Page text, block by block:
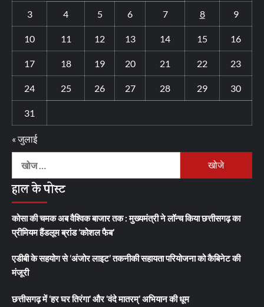
3 4 5 6 7 8 9
10 11 12 13 14 15 16
17 18 19 20 21 22 23
24 25 26 27 28 29 30
31
« जुलाई
निम्न
खोजें:
हाल के पोस्ट
कोसा की चमक अब वैश्विक बाजार तक : मुख्यमंत्री ने लॉन्च किया छत्तीसगढ़ का
प्रीमियम हैंडलूम ब्रांड ‘कोशल फैब’
एडीबी के सहयोग से ‘अंजोर लाइट’ तकनीकी सहायता परियोजना को कैबिनेट की
मंजूरी
छत्तीसगढ़ में ‘हर घर तिरंगा’ और ‘वंदे मातरम्’ अभियान की धूम